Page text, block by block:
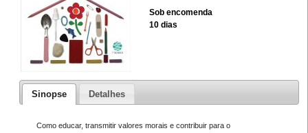
Sob encomenda
10 dias
Sinopse Detalhes
Como educar, transmitir valores morais e contribuir para o